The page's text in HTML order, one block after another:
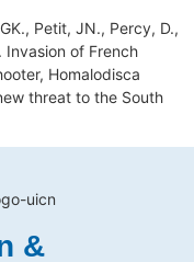
Petit, JN., Percy, D.,
Invasion of French
Homalodisca
threat to the South
&